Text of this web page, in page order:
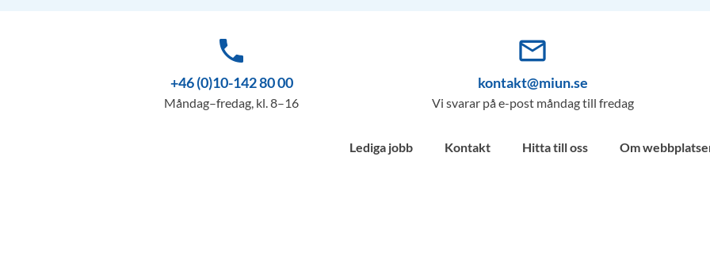
phone
+46 (0)10-142 80 00
Måndag–fredag, kl. 8–16
mail_outline
kontakt@miun.se
Vi svarar på e-post måndag till fredag
Lediga jobb Kontakt Hitta till oss Om